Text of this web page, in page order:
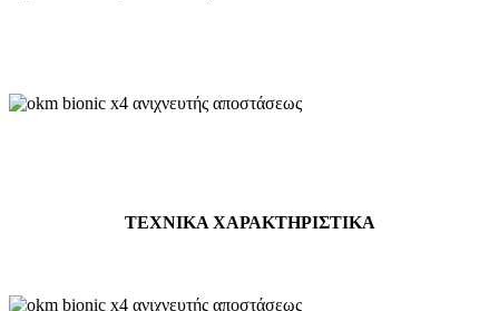
ΤΕΧΝΙΚΑ ΧΑΡΑΚΤΗΡΙΣΤΙΚΑ